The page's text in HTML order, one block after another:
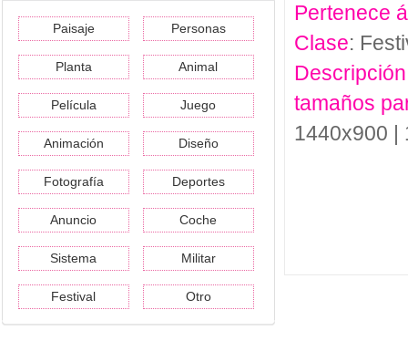
Paisaje Personas
Planta Animal
Película Juego
Animación Diseño
Fotografía Deportes
Anuncio Coche
Sistema Militar
Festival Otro
Pertenece
Clase:
Descripción
tamaños
1440x900 |